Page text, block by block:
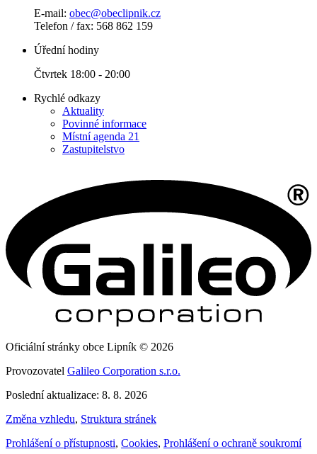
E-mail: obec@obeclipnik.cz
Telefon / fax: 568 862 159
Úřední hodiny
Čtvrtek 18:00 - 20:00
Rychlé odkazy
Aktuality
Povinné informace
Místní agenda 21
Zastupitelstvo
Oficiální stránky obce Lipník © 2026
Provozovatel Galileo Corporation s.r.o.
Poslední aktualizace: 8. 8. 2026
Změna vzhledu, Struktura stránek
Prohlášení o přístupnosti, Cookies, Prohlášení o ochraně soukromí